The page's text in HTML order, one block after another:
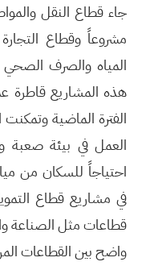
هذه المشاريع قاطرة
الفترة الماضية
العمل في بيئة صعبة
احتياجاً للسكان من
قطاعات مثل الصناعة
واضح بين القطاعات